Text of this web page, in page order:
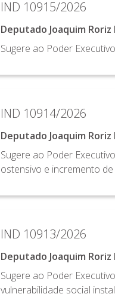
IND 10915/2026
Deputado Joaquim
Sugere ao Poder
IND 10914/2026
Deputado Joaquim
Sugere ao Poder
ostensivo e incremento
IND 10913/2026
Deputado Joaquim
Sugere ao Poder
vulnerabilidade social